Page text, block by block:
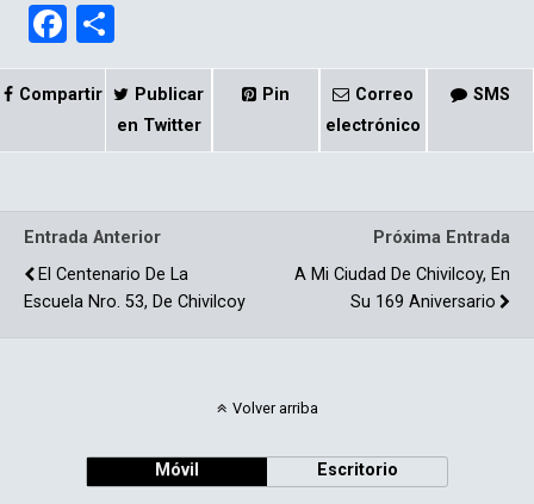
F
a
ce
k
o
m
p
Compartir
Publicar
en Twitter
Pin
Correo
electrónico
SMS
Entrada Anterior
El Centenario De La
Escuela Nro. 53, De Chivilcoy
Próxima Entrada
A Mi Ciudad De Chivilcoy, En
Su 169 Aniversario
Volver arriba
Móvil Escritorio